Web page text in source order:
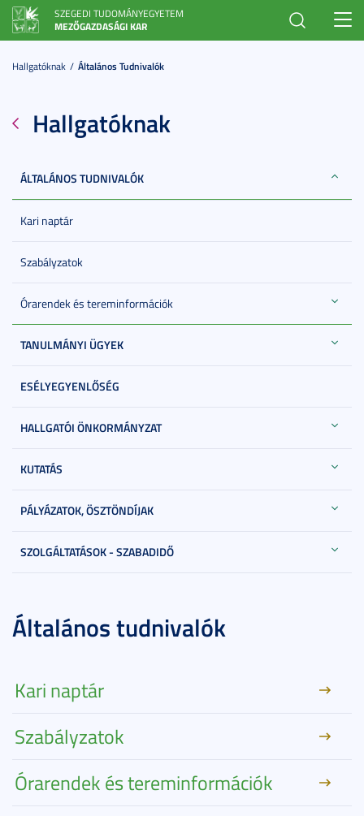
SZEGEDI TUDOMÁNYEGYETEM
MEZŐGAZDASÁGI KAR
Hallgatóknak Általános Tudnivalók
Hallgatóknak
ÁLTALÁNOS TUDNIVALÓK
Kari naptár
Szabályzatok
Órarendek és tereminformációk
TANULMÁNYI ÜGYEK
ESÉLYEGYENLŐSÉG
HALLGATÓI ÖNKORMÁNYZAT
KUTATÁS
PÁLYÁZATOK, ÖSZTÖNDÍJAK
SZOLGÁLTATÁSOK - SZABADIDŐ
Általános tudnivalók
Kari naptár
Szabályzatok
Órarendek és tereminformációk